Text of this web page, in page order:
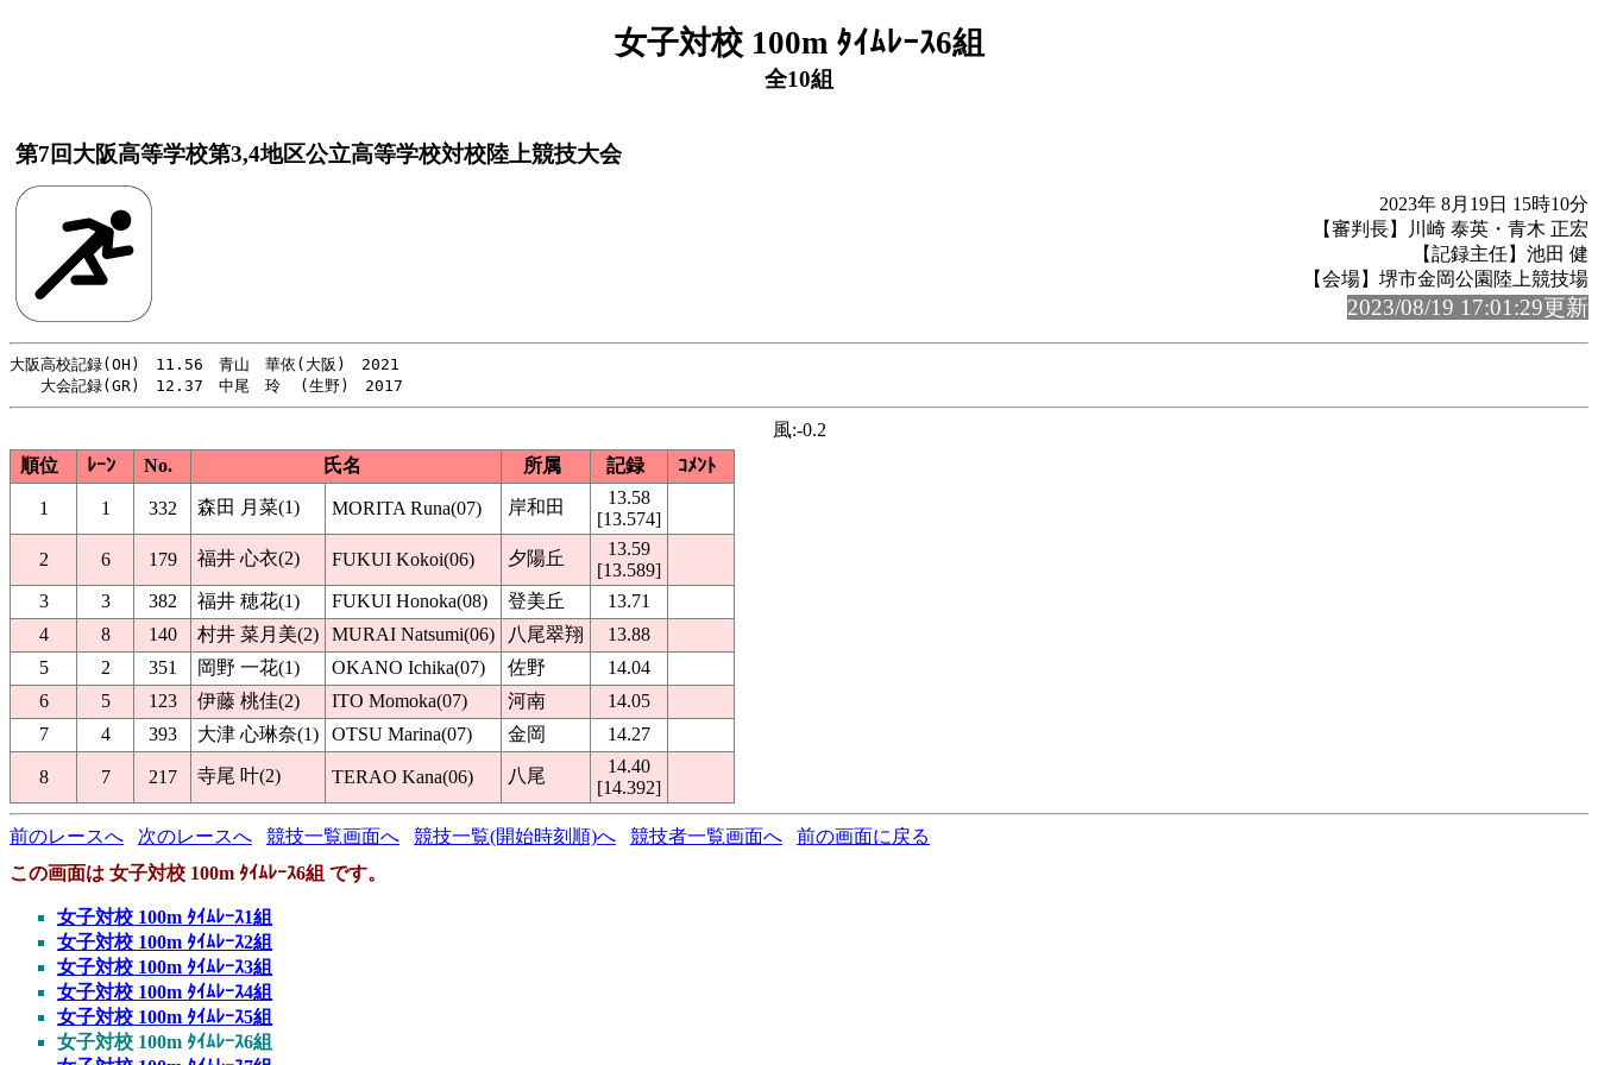
女子対校 100m ﾀｲﾑﾚｰｽ6組
全10組
第7回大阪高等学校第3,4地区公立高等学校対校陸上競技大会
2023年 8月19日 15時10分
【審判長】川崎 泰英・青木 正宏
【記録主任】池田 健
【会場】堺市金岡公園陸上競技場
2023/08/19 17:01:29更新
大阪高校記録(OH)　11.56　青山　華依(大阪)　2021
風:-0.2
順位
ﾚｰﾝ No. 氏名 所属 記録 ｺﾒﾝﾄ
1 1 332 森田 月菜(1) MORITA Runa(07) 岸和田
13.58
[13.574]
2
6 179 福井 心衣(2) FUKUI Kokoi(06) 夕陽丘
13.59
[13.589]
3
3 382 福井 穂花(1) FUKUI Honoka(08) 登美丘
13.71
4
8 140 村井 菜月美(2) MURAI Natsumi(06) 八尾翠翔
13.88
5
2 351 岡野 一花(1) OKANO Ichika(07) 佐野
14.04
6
5 123 伊藤 桃佳(2) ITO Momoka(07) 河南
14.05
7
4 393 大津 心琳奈(1) OTSU Marina(07) 金岡 14.27
8 7 217 寺尾 叶(2) TERAO Kana(06) 八尾
14.40
[14.392]
前のレースへ 次のレースへ 競技一覧画面へ 競技一覧(開始時刻順)へ 競技者一覧画面へ
前の画面に戻る
この画面は 女子対校 100m ﾀｲﾑﾚｰｽ6組 です。
女子対校 100m ﾀｲﾑﾚｰｽ1組
女子対校 100m ﾀｲﾑﾚｰｽ2組
女子対校 100m ﾀｲﾑﾚｰｽ3組
女子対校 100m ﾀｲﾑﾚｰｽ4組
女子対校 100m ﾀｲﾑﾚｰｽ5組
女子対校 100m ﾀｲﾑﾚｰｽ6組